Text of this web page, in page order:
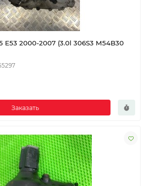
E53 2000-2007 (3.0l 306S3 M54B30
Заказать